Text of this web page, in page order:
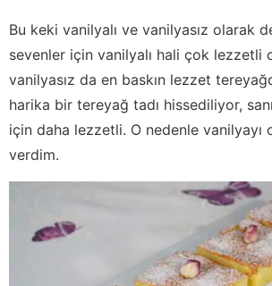
Bu keki vanilyalı ve vanilyasız olarak
sevenler için vanilyalı hali çok lezzetli
vanilyasız da en baskın lezzet
harika bir tereyağ tadı hissediliyor,
için daha lezzetli. O nedenle vanilyayı
verdim.